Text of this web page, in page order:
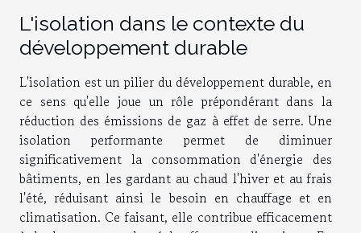
L'isolation dans le contexte du
développement durable
L'isolation est un pilier du développement durable, en
ce sens qu'elle joue un rôle prépondérant dans la
réduction des émissions de gaz à effet de serre. Une
isolation performante permet de diminuer
significativement la consommation d'énergie des
bâtiments, en les gardant au chaud l'hiver et au frais
l'été, réduisant ainsi le besoin en chauffage et en
climatisation. Ce faisant, elle contribue efficacement